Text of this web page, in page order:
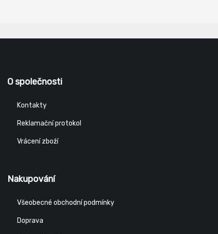
O společnosti
Kontakty
Reklamační protokol
Vrácení zboží
Nakupování
Všeobecné obchodní podmínky
Doprava